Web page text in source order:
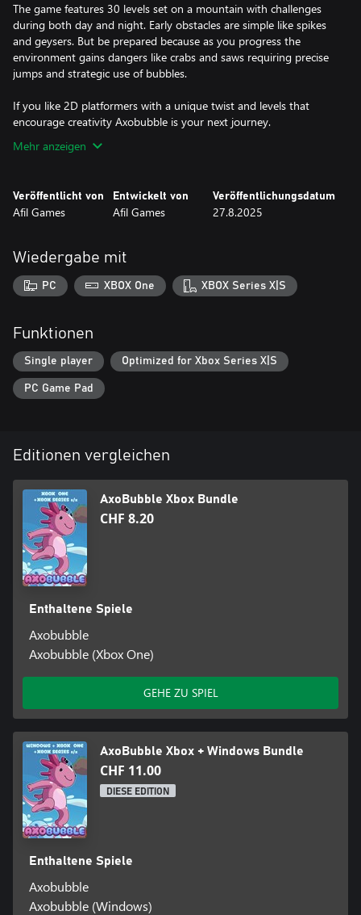
The game features 30 levels set on a mountain with challenges
during both day and night. Early obstacles are simple like spikes
and geysers. But be prepared because as you progress the
environment gains dangers like crabs and saws requiring precise
jumps and strategic use of bubbles.
If you like 2D platformers with a unique twist and levels that
encourage creativity Axobubble is your next journey.
Mehr anzeigen
Veröffentlicht von
Afil Games
Entwickelt von
Afil Games
Veröffentlichungsdatum
27.8.2025
Wiedergabe mit
PC XBOX One XBOX Series X|S
Funktionen
Single player Optimized for Xbox Series X|S
PC Game Pad
Editionen vergleichen
AxoBubble Xbox Bundle
CHF 8.20
Enthaltene Spiele
Axobubble
Axobubble (Xbox One)
GEHE ZU SPIEL
AxoBubble Xbox + Windows Bundle
CHF 11.00
DIESE EDITION
Enthaltene Spiele
Axobubble
Axobubble (Windows)